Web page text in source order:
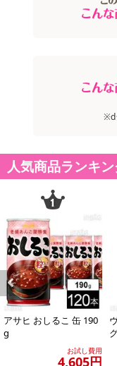
【キャンセルについて】
記載されている内容を
の掲載画像や画像内の
合がございます。
また、[新たな加工食品
了により、商品詳細内
合がございます。
あらかじめご了承いた
によるお申込み後のキ
【お支払いについて】
※送料はお試し費用に
※お支払い方法は、電
トの利用となります。
※d
人気商品ランキ
Previous
アサヒ おしるこ 缶 190
g
お試し費用
4,605円